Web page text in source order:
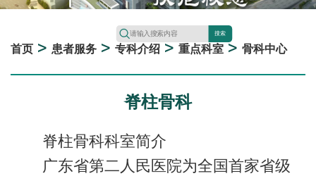
搜索
首页 > 患者服务 > 专科介绍 >重点科室 > 骨科中心
脊柱骨科
脊柱骨科科室简介
广东省第二人民医院为全国首家省级